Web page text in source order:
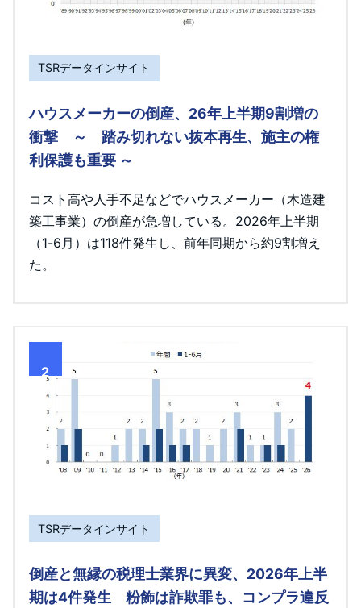
TSRデータインサイト
ハウスメーカーの倒産、26年上半期9割増の
衝撃 ～ 踏み切れない抜本再生、施主の権
利保護も重要 ～
コスト高や人手不足などでハウスメーカー（木造建
築工事業）の倒産が急増している。2026年上半期
（1-6月）は118件発生し、前年同期から約9割増え
た。
2
TSRデータインサイト
倒産と無縁の税理士業界に異変、2026年上半
期は4件発生 粉飾は詐欺罪も、コンプラ違反